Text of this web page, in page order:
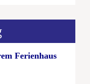
Ferienhaus